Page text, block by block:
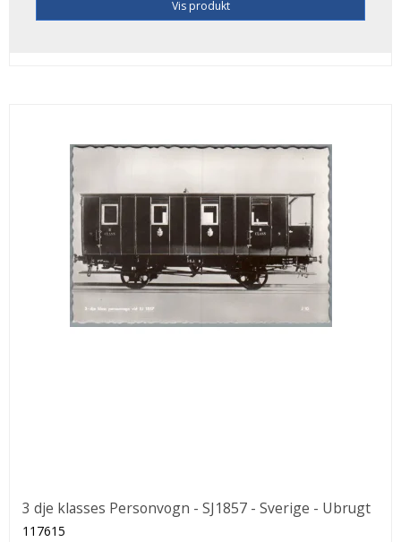
Vis produkt
3 dje klasses Personvogn - SJ1857 - Sverige - Ubrugt
117615